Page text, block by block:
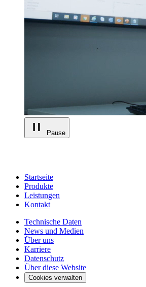
Pause
Startseite
Produkte
Leistungen
Kontakt
Technische Daten
News und Medien
Über uns
Karriere
Datenschutz
Über diese Website
Cookies verwalten